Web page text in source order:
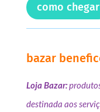
como chegar
bazar
Loja Bazar:
destinada aos